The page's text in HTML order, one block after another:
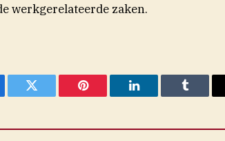
werkgerelateerde zaken.
Twitter Pinterest LinkedIn Tumblr